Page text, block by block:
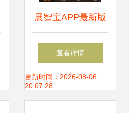
展智宝APP最新版
v2.4.5免费下载指
南 网络与信息安全
查看详情
更新时间：2026-08-06
20:07:28